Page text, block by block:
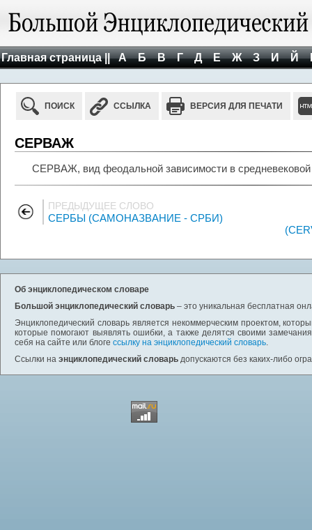
Главная страница || А Б В Г Д Е Ж З И Й
ПОИСК ССЫЛКА ВЕРСИЯ ДЛЯ ПЕЧАТИ
СЕРВАЖ
СЕРВАЖ, вид феодальной зависимости в
ПРЕДЫДУЩЕЕ СЛОВО
СЕРБЫ (САМОНАЗВАНИЕ - СРБИ)
Об энциклопедическом словаре
Большой энциклопедический словарь – это уникальная бесплатная
Энциклопедический словарь является некоммерческим проектом,
которые помогают выявлять ошибки, а также делятся своими
себя на сайте или блоге ссылку на энциклопедический словарь.
Ссылки на энциклопедический словарь допускаются без каких-либо